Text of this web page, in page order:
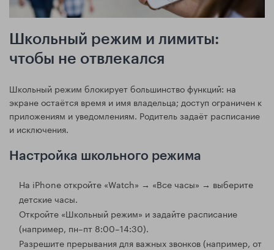
Школьный режим и лимиты:
чтобы не отвлекался
Школьный режим блокирует большинство функций: на
экране остаётся время и имя владельца; доступ ограничен к
приложениям и уведомлениям. Родитель задаёт расписание
и исключения.
Настройка школьного режима
На iPhone откройте «Watch» → «Все часы» → выберите
детские часы.
Откройте «Школьный режим» и задайте расписание
(например, пн–пт 8:00–14:30).
Разрешите прерывания для важных звонков (например, от